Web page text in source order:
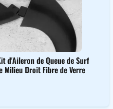
d'Aileron de Queue de Surf
Milieu Droit Fibre de Verre